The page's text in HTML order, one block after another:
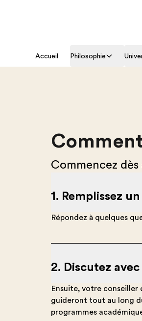
Accueil Philosophie
Commencez
1. Remplissez
Répondez à quelques
2. Discutez
Ensuite, votre conseiller
guideront tout au long
programmes